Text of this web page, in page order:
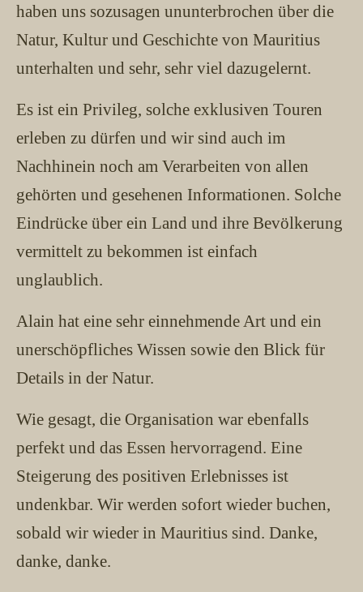
haben uns sozusagen ununterbrochen über die
Natur, Kultur und Geschichte von Mauritius
unterhalten und sehr, sehr viel dazugelernt.
Es ist ein Privileg, solche exklusiven Touren
erleben zu dürfen und wir sind auch im
Nachhinein noch am Verarbeiten von allen
gehörten und gesehenen Informationen. Solche
Eindrücke über ein Land und ihre Bevölkerung
vermittelt zu bekommen ist einfach
unglaublich.
Alain hat eine sehr einnehmende Art und ein
unerschöpfliches Wissen sowie den Blick für
Details in der Natur.
Wie gesagt, die Organisation war ebenfalls
perfekt und das Essen hervorragend. Eine
Steigerung des positiven Erlebnisses ist
undenkbar. Wir werden sofort wieder buchen,
sobald wir wieder in Mauritius sind. Danke,
danke, danke.